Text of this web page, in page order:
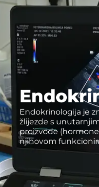
Endokrinologija je
žlijezde s
proizvode
njihovom